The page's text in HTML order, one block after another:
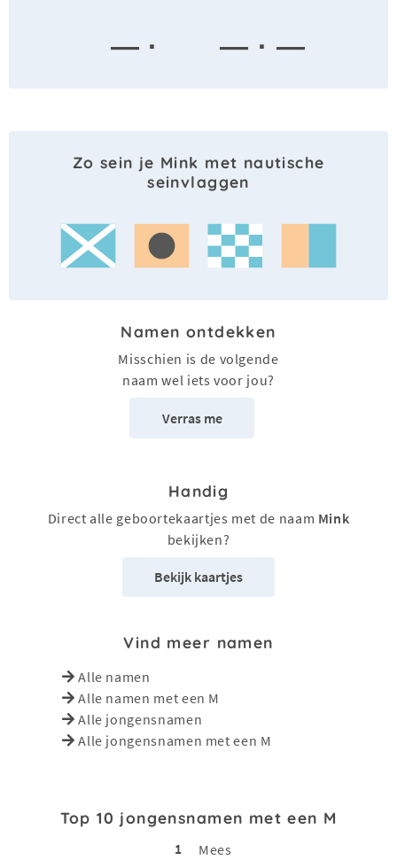
— ·
— · —
Zo sein je Mink met nautische
seinvlaggen
Namen ontdekken
Misschien is de volgende
naam wel iets voor jou?
Verras me
Handig
Direct alle geboortekaartjes met de naam Mink
bekijken?
Bekijk kaartjes
Vind meer namen
Alle namen
Alle namen met een M
Alle jongensnamen
Alle jongensnamen met een M
Top 10 jongensnamen met een M
1
Mees